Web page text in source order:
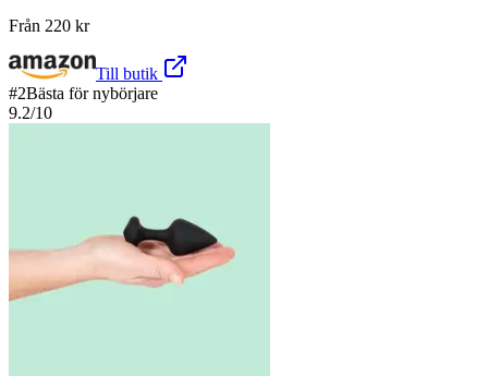
Från 220 kr
Till butik
#2Bästa för nybörjare
9.2/10